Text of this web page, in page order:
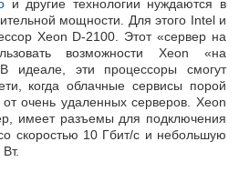
и другие технологии нуждаются в
мощности. Для этого Intel и
Xeon D-2100. Этот «сервер на
возможности Xeon «на
идеале, эти процессоры смогут
когда облачные сервисы порой
от очень удаленных серверов. Xeon
имеет разъемы для подключения
скоростью 10 Гбит/с и небольшую